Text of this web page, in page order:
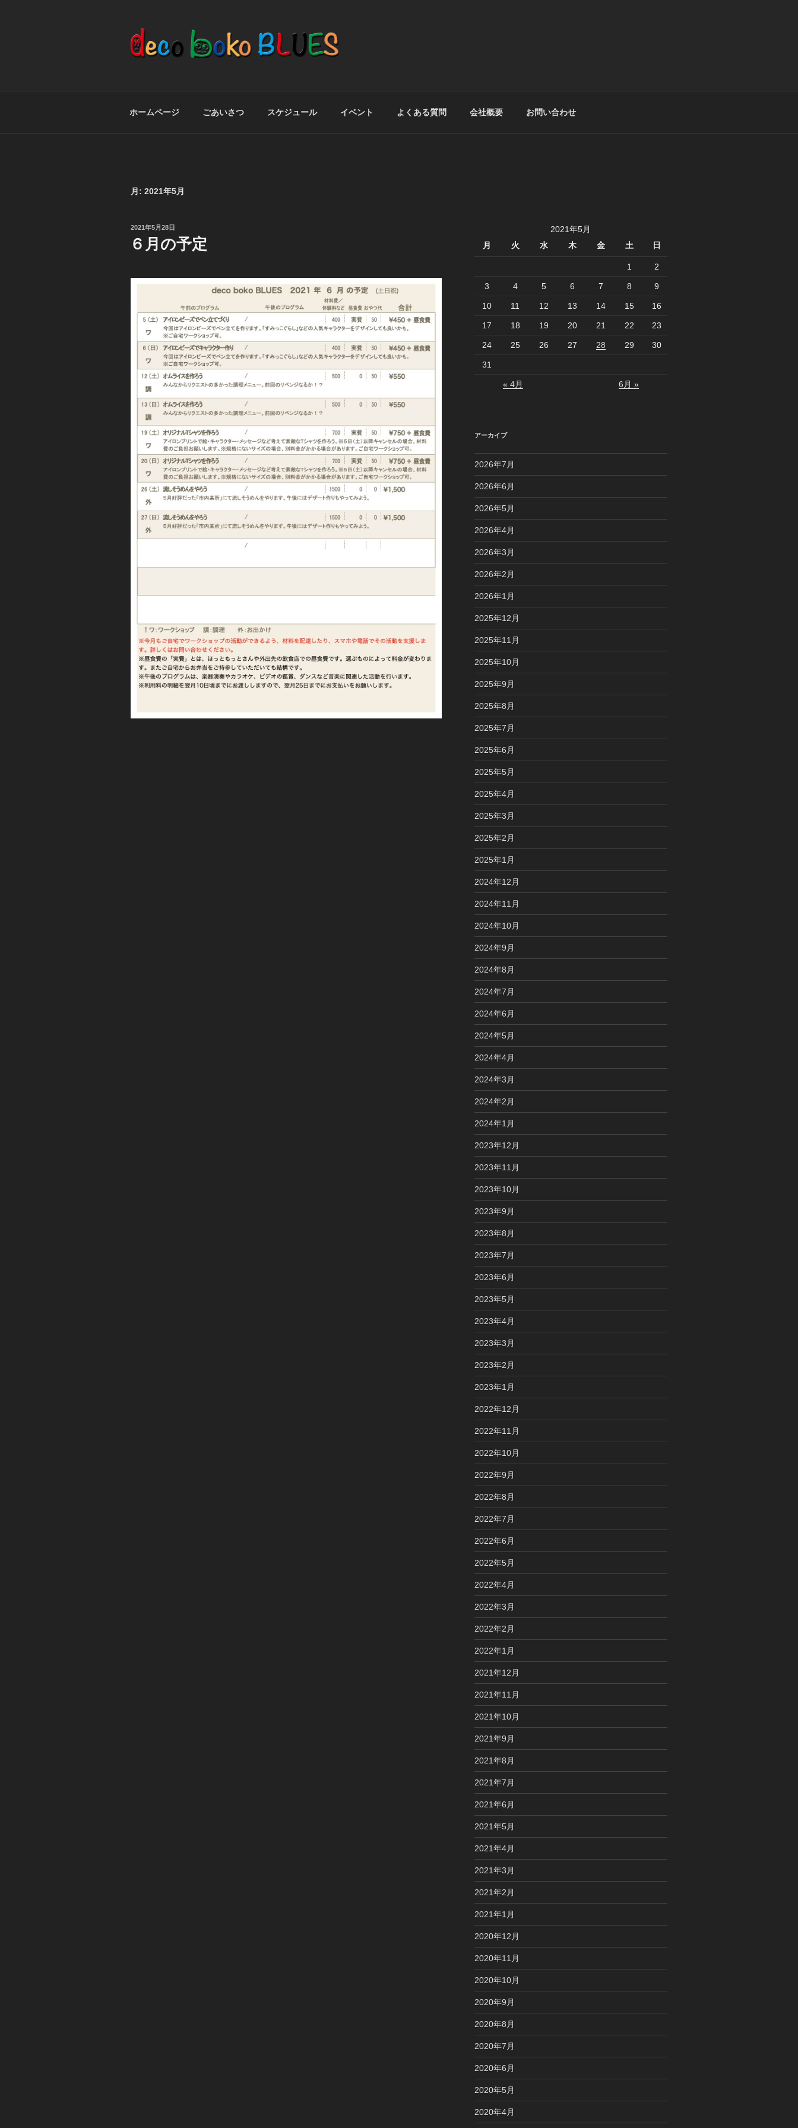
ホームページ ごあいさつ スケジュール イベント よくある質問 会社概要 お問い合わせ
月: 2021年5月
投
日:
2021年5月28日
６月の予定
2021年5月
月
火 水 木 金 土 日
1 2
3 4 5 6 7 8 9
10 11 12 13 14 15 16
17 18 19 20 21 22 23
24 25 26 27 28 29 30
31
« 4月 6月 »
アーカイブ
2026年7月
2026年6月
2026年5月
2026年4月
2026年3月
2026年2月
2026年1月
2025年12月
2025年11月
2025年10月
2025年9月
2025年8月
2025年7月
2025年6月
2025年5月
2025年4月
2025年3月
2025年2月
2025年1月
2024年12月
2024年11月
2024年10月
2024年9月
2024年8月
2024年7月
2024年6月
2024年5月
2024年4月
2024年3月
2024年2月
2024年1月
2023年12月
2023年11月
2023年10月
2023年9月
2023年8月
2023年7月
2023年6月
2023年5月
2023年4月
2023年3月
2023年2月
2023年1月
2022年12月
2022年11月
2022年10月
2022年9月
2022年8月
2022年7月
2022年6月
2022年5月
2022年4月
2022年3月
2022年2月
2022年1月
2021年12月
2021年11月
2021年10月
2021年9月
2021年8月
2021年7月
2021年6月
2021年5月
2021年4月
2021年3月
2021年2月
2021年1月
2020年12月
2020年11月
2020年10月
2020年9月
2020年8月
2020年7月
2020年6月
2020年5月
2020年4月